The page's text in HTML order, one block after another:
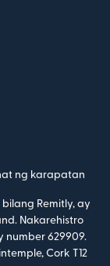
ng karapatan
Remitly, ay
Nakarehistro
number 629909.
Cork T12